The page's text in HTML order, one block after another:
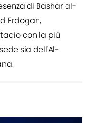
di Bashar al-
Erdogan,
con la più
sia dell'Al-